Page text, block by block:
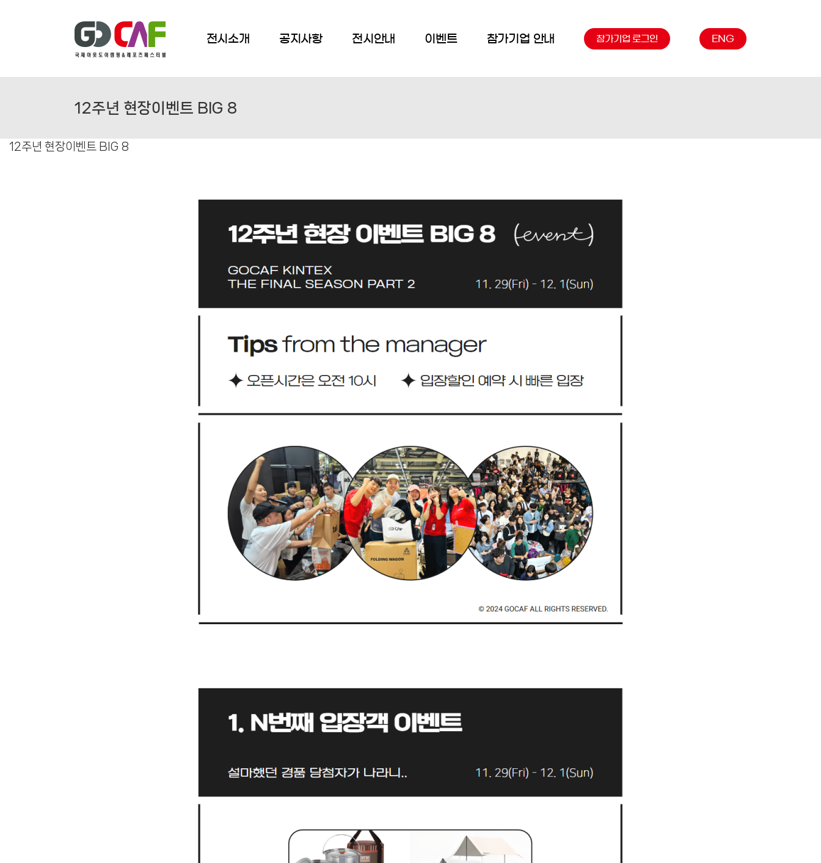
전시소개 공지사항 전시안내 이벤트 참가기업 안내 참가기업 로그인 ENG
12주년 현장이벤트 BIG 8
12주년 현장이벤트 BIG 8